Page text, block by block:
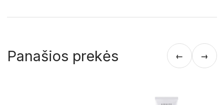
Panašios prekės ← →